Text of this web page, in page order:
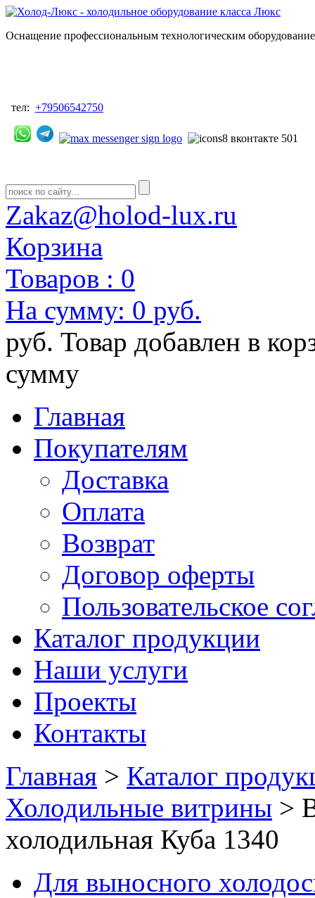
Оснащение профессиональным технологическим
тел: +79506542750
Zakaz@holod-lux.ru
Корзина
Товаров : 0
На сумму: 0 руб.
руб. Товар добавлен в
сумму
Главная
Покупателям
Доставка
Оплата
Возврат
Договор оферты
Пользовательское
Каталог продукции
Наши услуги
Проекты
Контакты
Главная > Каталог
Холодильные витрины >
холодильная Куба 1340
Для выносного